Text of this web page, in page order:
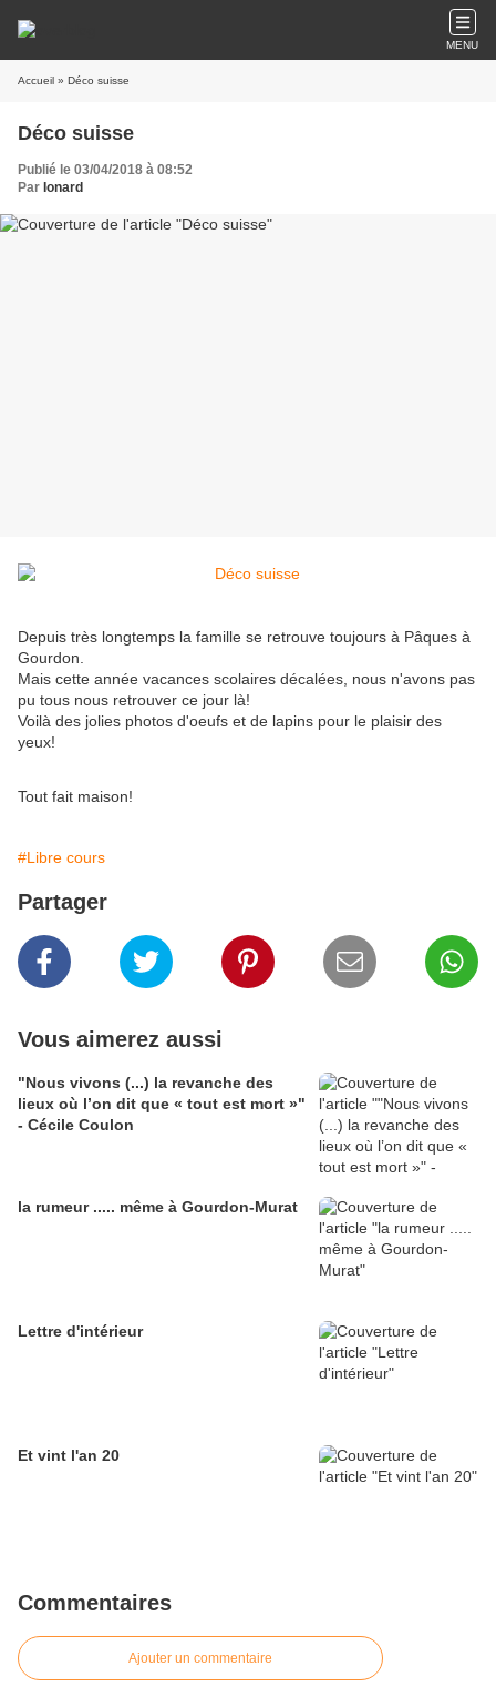
MENU
Accueil » Déco suisse
Déco suisse
Publié le 03/04/2018 à 08:52
Par Ionard
Depuis très longtemps la famille se retrouve toujours à Pâques à
Gourdon.
Mais cette année vacances scolaires décalées, nous n'avons pas
pu tous nous retrouver ce jour là!
Voilà des jolies photos d'oeufs et de lapins pour le plaisir des
yeux!
Tout fait maison!
#Libre cours
Partager
Vous aimerez aussi
"Nous vivons (...) la revanche des
lieux où l’on dit que « tout est mort »"
- Cécile Coulon
la rumeur ..... même à Gourdon-Murat
Lettre d'intérieur
Et vint l'an 20
Commentaires
Ajouter un commentaire